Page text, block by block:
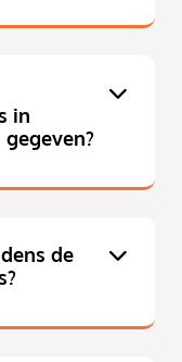
in
de